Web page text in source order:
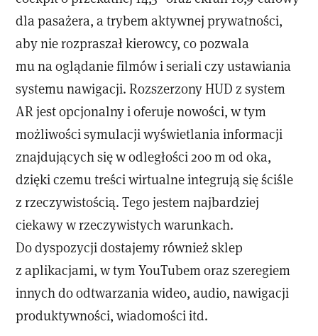
dla pasażera, a trybem aktywnej prywatności,
aby nie rozpraszał kierowcy, co pozwala
mu na oglądanie filmów i seriali czy ustawiania
systemu nawigacji. Rozszerzony HUD z system
AR jest opcjonalny i oferuje nowości, w tym
możliwości symulacji wyświetlania informacji
znajdujących się w odległości 200 m od oka,
dzięki czemu treści wirtualne integrują się ściśle
z rzeczywistością. Tego jestem najbardziej
ciekawy w rzeczywistych warunkach.
Do dyspozycji dostajemy również sklep
z aplikacjami, w tym YouTubem oraz szeregiem
innych do odtwarzania wideo, audio, nawigacji
produktywności, wiadomości itd.